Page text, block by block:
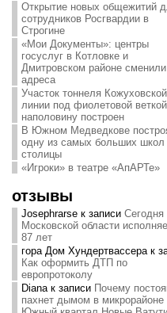
Открытие новых общежитий
сотрудников Росгвардии в
Строгине
«Мои Документы»: центры
госуслуг в Котловке и
Дмитровском районе сменили
адреса
Участок тоннеля Кожуховской
линии под фиолетовой веткой
наполовину построен
В Южном Медведкове
одну из самых больших школ
столицы
«Игроки» в театре «АпАРТе»
отзывы
Josephrarseк записи Сегодня
Московской области
87 лет
гора Дом Хундертвассерак
Как оформить ДТП по
европротоколу
Dianaк записи Почему
пахнет дымом в микрорайоне